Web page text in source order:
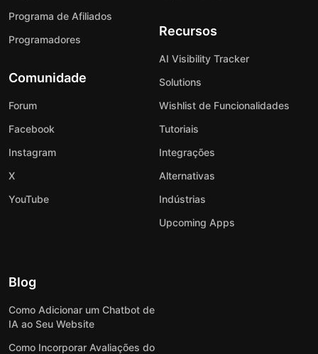
Programa de Afiliados
Programadores
Comunidade
Forum
Facebook
Instagram
X
YouTube
Recursos
AI Visibility Tracker
Solutions
Wishlist de Funcionalidades
Tutoriais
Integrações
Alternativas
Indústrias
Upcoming Apps
Blog
Como Adicionar um Chatbot de
IA ao Seu Website
Como Incorporar Avaliações do